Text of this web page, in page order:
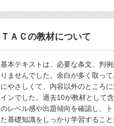
ＴＡＣの教材について
基本テキストは、必要な条文、判
りませんでした。余白が多く取っ
にやさしくて、内容以外のところ
インでした。過去10が教材として
のレベル感や出題傾向を確認し、
た基礎知識をしっかり学習するこ